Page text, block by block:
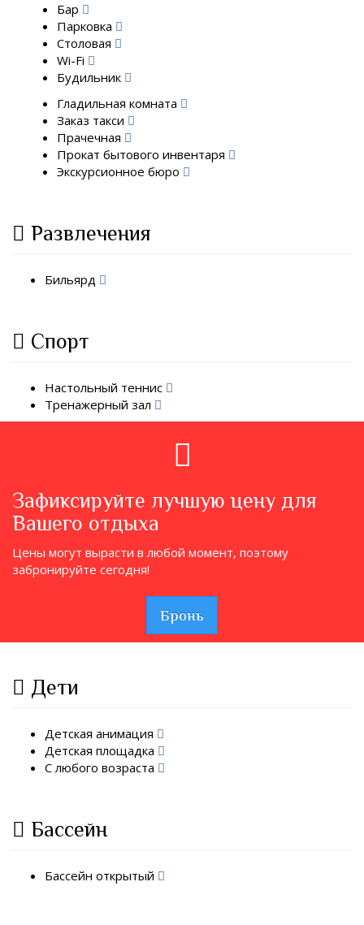
Бар
Парковка
Столовая
Wi-Fi
Будильник
Гладильная комната
Заказ такси
Прачечная
Прокат бытового инвентаря
Экскурсионное бюро
Развлечения
Бильярд
Спорт
Настольный теннис
Тренажерный зал
Зафиксируйте лучшую цену для
Вашего отдыха
Цены могут вырасти в любой момент, поэтому
забронируйте сегодня!
Бронь
Дети
Детская анимация
Детская площадка
С любого возраста
Бассейн
Бассейн открытый